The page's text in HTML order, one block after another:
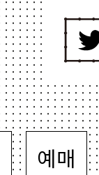
예매